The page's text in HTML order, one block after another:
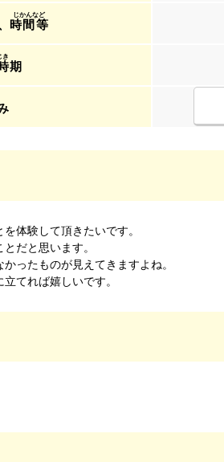
時間等
期
体験して頂きたいです。
だと思います。
ったものが見えてきますよね。
てれば嬉しいです。